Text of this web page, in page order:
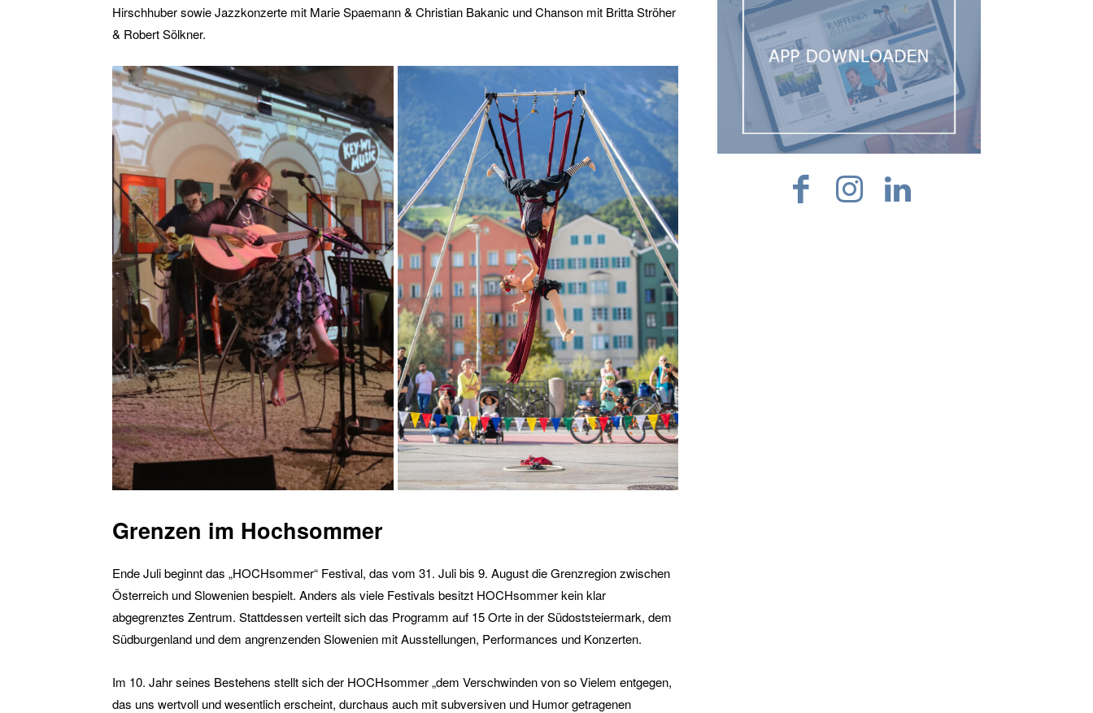
Hirschhuber sowie Jazzkonzerte mit Marie Spaemann & Christian Bakanic und Chanson mit Britta Ströher
& Robert Sölkner.
Grenzen im Hochsommer
Ende Juli beginnt das „HOCHsommer“ Festival, das vom 31. Juli bis 9. August die Grenzregion zwischen
Österreich und Slowenien bespielt. Anders als viele Festivals besitzt HOCHsommer kein klar
abgegrenztes Zen­trum. Stattdessen verteilt sich das Programm auf 15 Orte in der Südoststeiermark, dem
Südburgenland und dem angrenzenden Slowenien mit Ausstellungen, Performances und Konzerten.
Im 10. Jahr seines Bestehens stellt sich der HOCHsommer „dem Verschwinden von so Vielem entgegen,
das uns wertvoll und wesentlich erscheint, durchaus auch mit subversiven und Humor getragenen